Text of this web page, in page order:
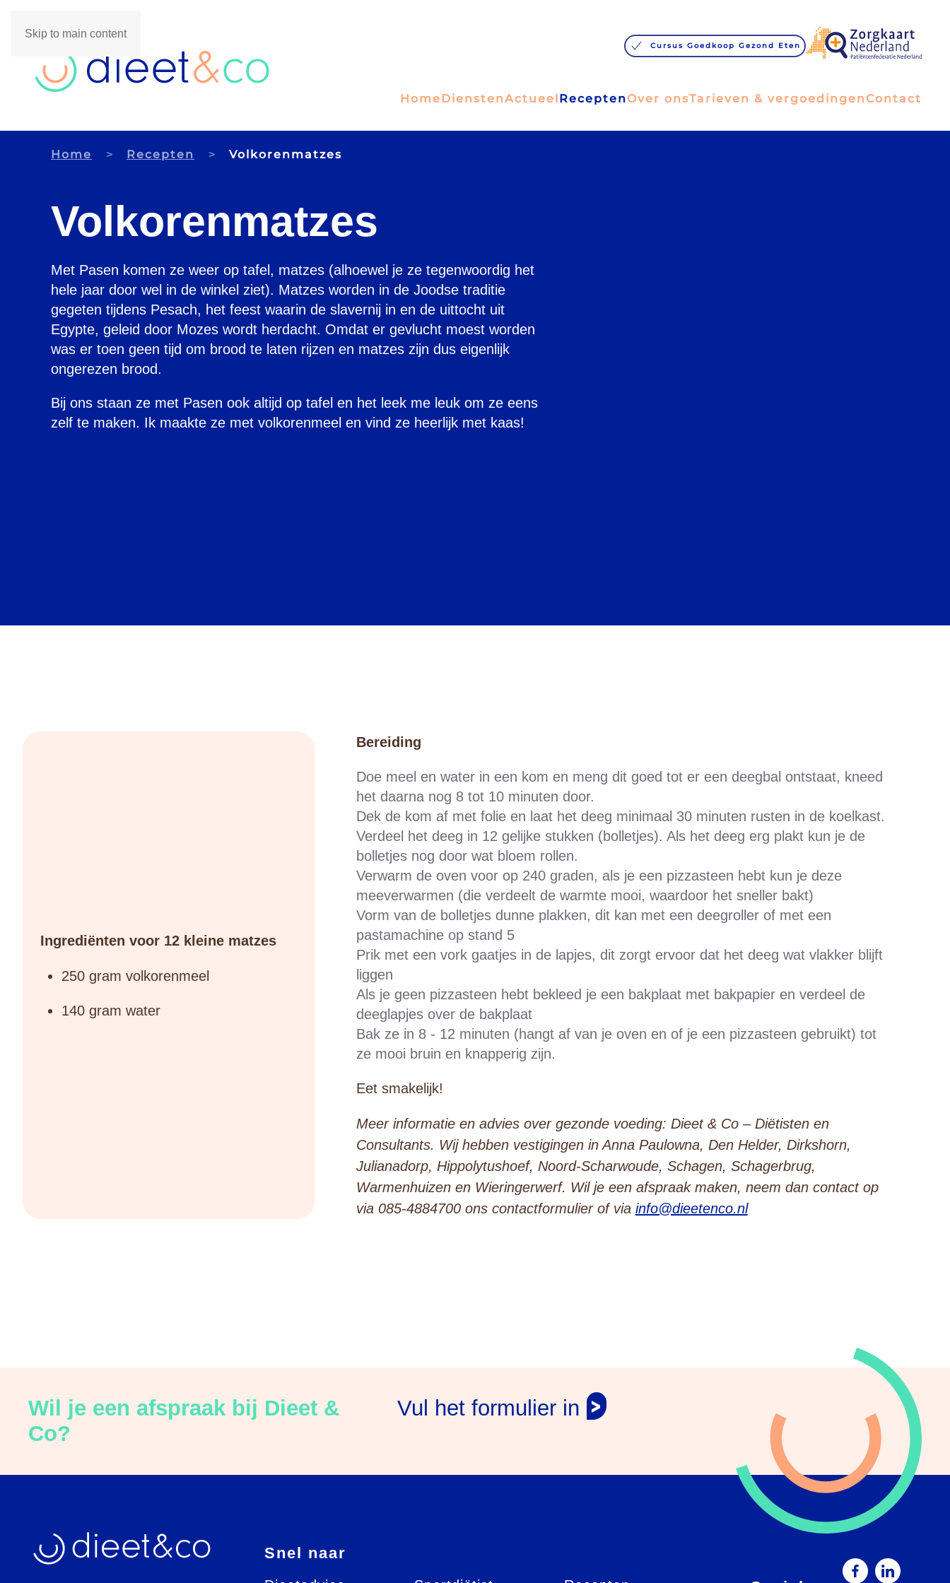
Skip to main content
HomeDienstenActueelReceptenOver onsTarieven & vergoedingenContact
Cursus Goedkoop Gezond Eten
Home Recepten Volkorenmatzes
Volkorenmatzes
Met Pasen komen ze weer op tafel, matzes (alhoewel je ze tegenwoordig het
hele jaar door wel in de winkel ziet). Matzes worden in de Joodse traditie
gegeten tijdens Pesach, het feest waarin de slavernij in en de uittocht uit
Egypte, geleid door Mozes wordt herdacht. Omdat er gevlucht moest worden
was er toen geen tijd om brood te laten rijzen en matzes zijn dus eigenlijk
ongerezen brood.
Bij ons staan ze met Pasen ook altijd op tafel en het leek me leuk om ze eens
zelf te maken. Ik maakte ze met volkorenmeel en vind ze heerlijk met kaas!
Ingrediënten voor 12 kleine matzes
250 gram volkorenmeel
140 gram water
Bereiding
Doe meel en water in een kom en meng dit goed tot er een deegbal ontstaat, kneed
het daarna nog 8 tot 10 minuten door.
Dek de kom af met folie en laat het deeg minimaal 30 minuten rusten in de koelkast.
Verdeel het deeg in 12 gelijke stukken (bolletjes). Als het deeg erg plakt kun je de
bolletjes nog door wat bloem rollen.
Verwarm de oven voor op 240 graden, als je een pizzasteen hebt kun je deze
meeverwarmen (die verdeelt de warmte mooi, waardoor het sneller bakt)
Vorm van de bolletjes dunne plakken, dit kan met een deegroller of met een
pastamachine op stand 5
Prik met een vork gaatjes in de lapjes, dit zorgt ervoor dat het deeg wat vlakker blijft
liggen
Als je geen pizzasteen hebt bekleed je een bakplaat met bakpapier en verdeel de
deeglapjes over de bakplaat
Bak ze in 8 - 12 minuten (hangt af van je oven en of je een pizzasteen gebruikt) tot
ze mooi bruin en knapperig zijn.
Eet smakelijk!
Meer informatie en advies over gezonde voeding: Dieet & Co – Diëtisten en
Consultants. Wij hebben vestigingen in Anna Paulowna, Den Helder, Dirkshorn,
Julianadorp, Hippolytushoef, Noord-Scharwoude, Schagen, Schagerbrug,
Warmenhuizen en Wieringerwerf. Wil je een afspraak maken, neem dan contact op
via 085-4884700 ons contactformulier of via info@dieetenco.nl
Wil je een afspraak bij Dieet &
Co?
Vul het formulier in
Snel naar